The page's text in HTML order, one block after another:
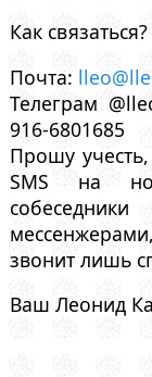
Как связаться?
Почта:
Телеграм
916-6801685
Прошу
SMS на
звонит лишь
Ваш Леонид